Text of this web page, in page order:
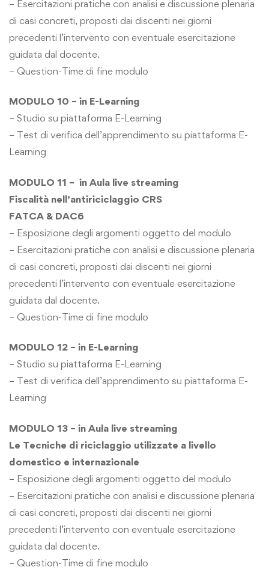
– Esercitazioni pratiche con analisi e discussione plenaria
di casi concreti, proposti dai discenti nei giorni
precedenti l’intervento con eventuale esercitazione
guidata dal docente.
– Question-Time di fine modulo
MODULO 10 – in E-Learning
– Studio su piattaforma E-Learning
– Test di verifica dell’apprendimento su piattaforma E-
Learning
MODULO 11 – in Aula live streaming
Fiscalità nell’antiriciclaggio CRS
FATCA & DAC6
– Esposizione degli argomenti oggetto del modulo
– Esercitazioni pratiche con analisi e discussione plenaria
di casi concreti, proposti dai discenti nei giorni
precedenti l’intervento con eventuale esercitazione
guidata dal docente.
– Question-Time di fine modulo
MODULO 12 – in E-Learning
– Studio su piattaforma E-Learning
– Test di verifica dell’apprendimento su piattaforma E-
Learning
MODULO 13 – in Aula live streaming
Le Tecniche di riciclaggio utilizzate a livello
domestico e internazionale
– Esposizione degli argomenti oggetto del modulo
– Esercitazioni pratiche con analisi e discussione plenaria
di casi concreti, proposti dai discenti nei giorni
precedenti l’intervento con eventuale esercitazione
guidata dal docente.
– Question-Time di fine modulo